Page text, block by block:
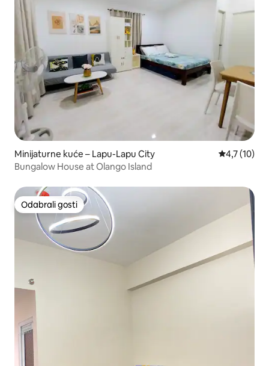
Minijaturne kuće – Lapu-Lapu City Prosječna
4,7 (10)
Bungalow House at Olango Island
Odabrali gosti
Odabrali gosti